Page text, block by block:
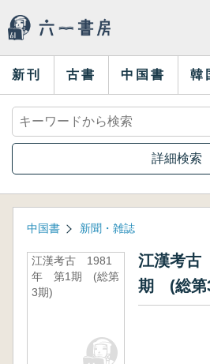
新刊 古書 中国書 韓
詳細検索
中国書 新聞・雑誌
江漢考古 1981
年 第1期 (総第
3期)
江漢考
期 (総第